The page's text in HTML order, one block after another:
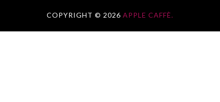
COPYRIGHT © 2026 APPLE CAFFÈ.